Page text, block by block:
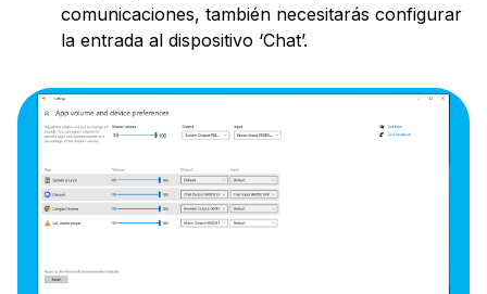
comunicaciones, también necesitarás configurar
la entrada al dispositivo ‘Chat’.